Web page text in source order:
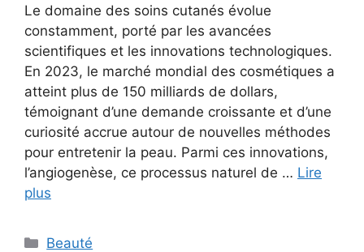
Le domaine des soins cutanés évolue
constamment, porté par les avancées
scientifiques et les innovations technologiques.
En 2023, le marché mondial des cosmétiques a
atteint plus de 150 milliards de dollars,
témoignant d’une demande croissante et d’une
curiosité accrue autour de nouvelles méthodes
pour entretenir la peau. Parmi ces innovations,
l’angiogenèse, ce processus naturel de … Lire
plus
Catégories
Beauté